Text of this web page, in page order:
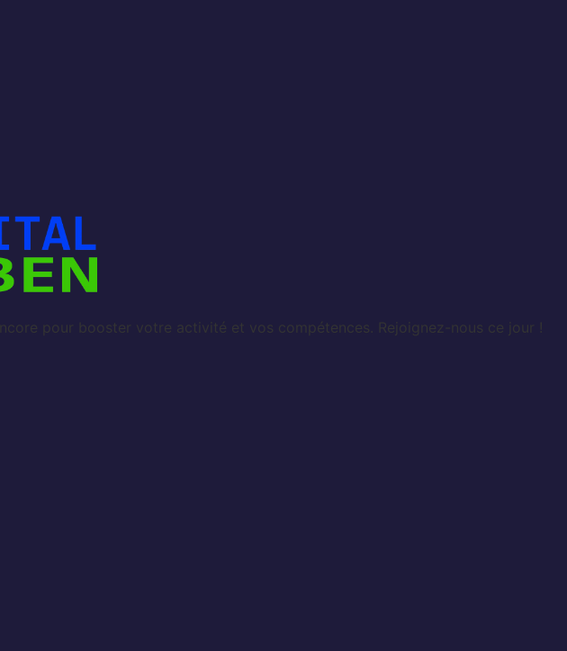
pour booster votre activité et vos compétences. Rejoignez-nous ce jour !